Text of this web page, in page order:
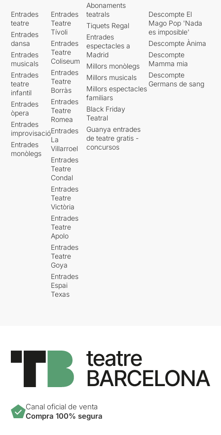
Entrades
teatre
Entrades
dansa
Entrades
musicals
Entrades
teatre
infantil
Entrades
òpera
Entrades
improvisació
Entrades
monòlegs
Entrades
Teatre
Tívoli
Entrades
Teatre
Coliseum
Entrades
Teatre
Borràs
Entrades
Teatre
Romea
Entrades
La
Villarroel
Entrades
Teatre
Condal
Entrades
Teatre
Victòria
Entrades
Teatre
Apolo
Entrades
Teatre
Goya
Entrades
Espai
Texas
Abonaments
teatrals
Tiquets Regal
Entrades
espectacles a
Madrid
Millors monòlegs
Millors musicals
Millors espectacles
familiars
Black Friday
Teatral
Guanya entrades
de teatre gratis -
concursos
Descompte El
Mago Pop 'Nada
es imposible'
Descompte Ànima
Descompte
Mamma mia
Descompte
Germans de sang
Canal oficial de venta
Compra 100% segura